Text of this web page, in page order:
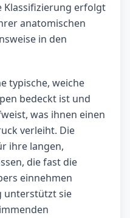
Klassifizierung erfolgt
anatomischen
in den
typische, weiche
bedeckt ist und
was ihnen einen
verleiht. Die
ihre langen,
die fast die
einnehmen
unterstützt sie